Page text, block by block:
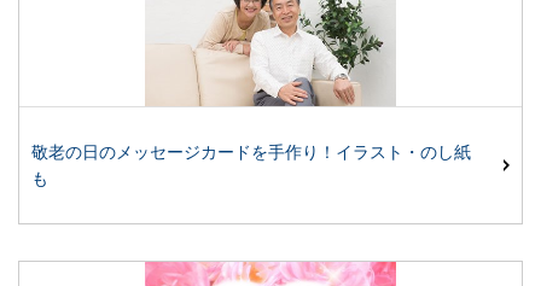
敬老の日のメッセージカードを手作り！イラスト・のし紙
も